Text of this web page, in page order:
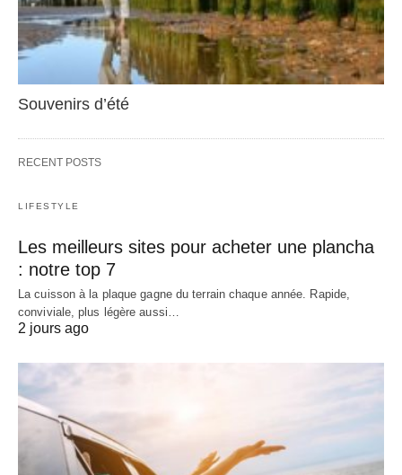
Souvenirs d’été
RECENT POSTS
LIFESTYLE
Les meilleurs sites pour acheter une plancha
: notre top 7
La cuisson à la plaque gagne du terrain chaque année. Rapide,
conviviale, plus légère aussi…
2 jours ago